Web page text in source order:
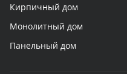
Кирпичный дом
Монолитный дом
Панельный дом